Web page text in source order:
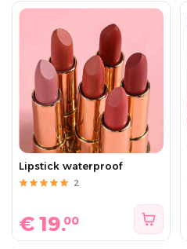
Lipstick waterproof
2
€19.00